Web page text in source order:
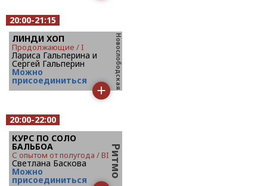
20:00-21:15
ЛИНДИ ХОП
продолжающие / I
Лариса Гальперина и
Сергей Гальперин
Mожно
присоединиться
20:00-22:00
КУРС ПО СОЛО
БАЛЬБОА
с опытом от полугода / BI
Светлана Баскова
Mожно
присоединиться